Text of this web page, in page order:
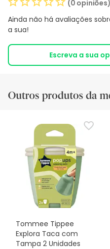
(0 opiniões)
Ainda não há avaliações
a sua!
Escreva a sua
Outros produtos da
Tommee Tippee
Explora Taca com
Tampa 2 Unidades